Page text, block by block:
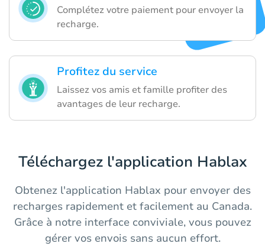
Complétez votre paiement pour envoyer la
recharge.
Profitez du service
Laissez vos amis et famille profiter des
avantages de leur recharge.
Téléchargez l'application Hablax
Obtenez l'application Hablax pour envoyer des
recharges rapidement et facilement au Canada.
Grâce à notre interface conviviale, vous pouvez
gérer vos envois sans aucun effort.